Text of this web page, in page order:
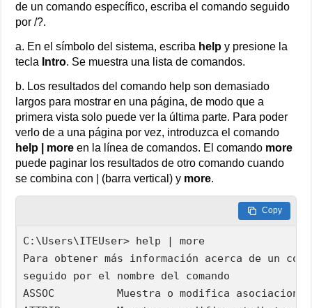
de un comando específico, escriba el comando seguido
por /?.
a. En el símbolo del sistema, escriba help y presione la
tecla Intro. Se muestra una lista de comandos.
b. Los resultados del comando help son demasiado
largos para mostrar en una página, de modo que a
primera vista solo puede ver la última parte. Para poder
verlo de a una página por vez, introduzca el comando
help | more en la línea de comandos. El comando more
puede paginar los resultados de otro comando cuando
se combina con | (barra vertical) y more.
Copy
C:\Users\ITEUser> help | more
Para obtener más información acerca de un
seguido por el nombre del comando
ASSOC          Muestra o modifica